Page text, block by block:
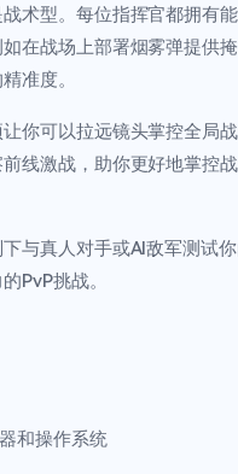
术型。每位指挥官都拥有
在战场上部署烟雾弹提供
准度。
你可以拉远镜头掌控全局
线激战，助你更好地掌控
与真人对手或AI敌军测试你
PvP挑战。
和操作系统